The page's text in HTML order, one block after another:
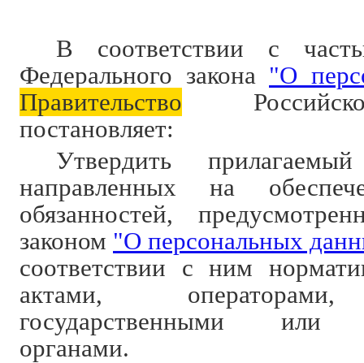
В соответствии с
Федерального закона "О
Правительство
постановляет:
Утвердить
направленных на
обязанностей,
законом "О персональных
соответствии с ним
актами,
государственными или
органами.